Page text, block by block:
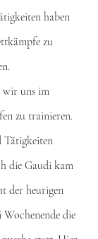
haben
zu
wir uns im
zu trainieren.
die Gaudi kam
der heurigen
die